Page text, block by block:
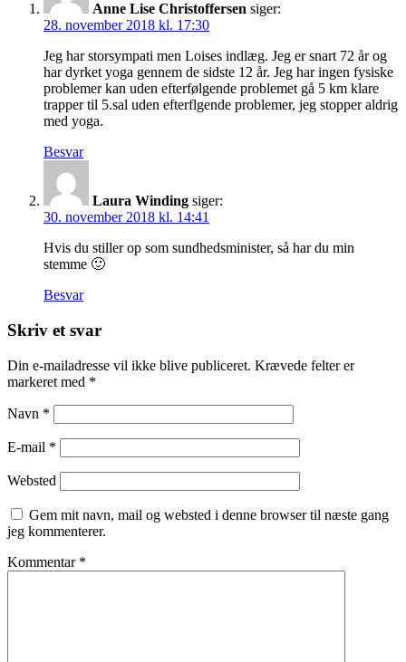
Anne Lise Christoffersen siger:
28. november 2018 kl. 17:30
Jeg har storsympati men Loises indlæg. Jeg er snart 72 år og
har dyrket yoga gennem de sidste 12 år. Jeg har ingen fysiske
problemer kan uden efterfølgende problemet gå 5 km klare
trapper til 5.sal uden efterflgende problemer, jeg stopper aldrig
med yoga.
Besvar
Laura Winding siger:
30. november 2018 kl. 14:41
Hvis du stiller op som sundhedsminister, så har du min
stemme 🙂
Besvar
Skriv et svar
Din e-mailadresse vil ikke blive publiceret. Krævede felter er
markeret med *
Navn *
E-mail *
Websted
Gem mit navn, mail og websted i denne browser til næste gang
jeg kommenterer.
Kommentar *